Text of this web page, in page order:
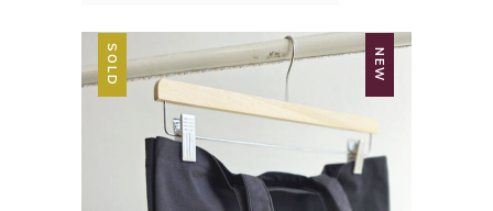
SOLD NEW